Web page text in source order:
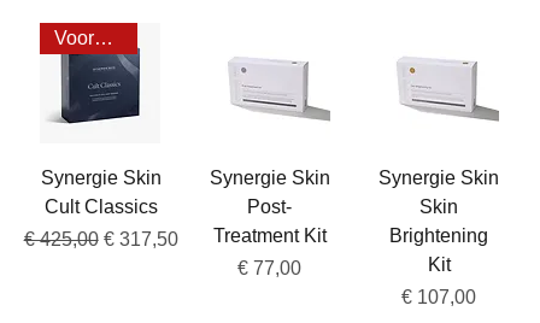
Voordeel 20%
Synergie Skin
Cult Classics
Normale prijs
€ 425,00 Verkoopprijs
€ 317,50
Synergie Skin
Post-
Treatment Kit
Prijs
€ 77,00
Synergie Skin
Skin
Brightening
Kit
Prijs
€ 107,00